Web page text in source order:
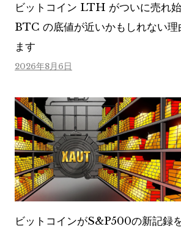
ビットコイン LTH がついに売れ始
BTC の底値が近いかもしれない理
ます
2026年8月6日
ビットコインがS&P500の新記録